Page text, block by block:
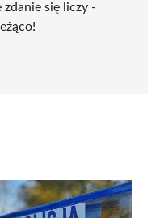
się liczy -